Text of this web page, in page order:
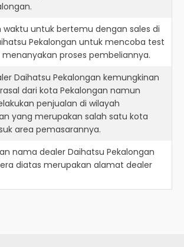
waktu untuk bertemu dengan sales di
Pekalongan untuk mencoba test
proses pembeliannya.
Daihatsu Pekalongan kemungkinan
dari kota Pekalongan namun
penjualan di wilayah
yang merupakan salah satu kota
area pemasarannya.
nama dealer Daihatsu Pekalongan
diatas merupakan alamat dealer